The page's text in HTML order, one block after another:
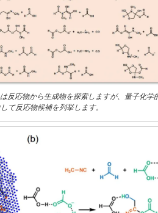
反応物から生成物を探索しますが、量子化学
て反応物候補を列挙します。